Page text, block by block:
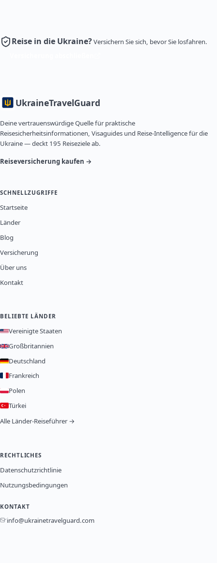
Reise in die Ukraine?Versichern Sie sich, bevor Sie losfahren.
UkraineTravelGuard
Deine vertrauenswürdige Quelle für praktische
Reisesicherheitsinformationen, Visaguides und Reise-Intelligence für die
Ukraine — deckt 195 Reiseziele ab.
Reiseversicherung kaufen →
SCHNELLZUGRIFFE
Startseite
Länder
Blog
Versicherung
Über uns
Kontakt
BELIEBTE LÄNDER
Vereinigte Staaten
Großbritannien
Deutschland
Frankreich
Polen
Türkei
Alle Länder-Reiseführer →
RECHTLICHES
Datenschutzrichtlinie
Nutzungsbedingungen
KONTAKT
info@ukrainetravelguard.com